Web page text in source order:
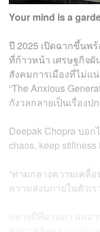
Your mind is a
ปี 2025 เปิดฉากขึ้นพ
ที่ก้าวหน้า เศรษฐกิจ
สังคมการเมืองที่ไม่แ
“The Anxious
กังวลกลายเป็นเรื่องป
Deepak Chopra บอก
chaos, keep stillness
“ท่ามกลางความเคลื่
ความสงบภายในตัวเร
ปลายปีที่ผ่านมา ผมอ่